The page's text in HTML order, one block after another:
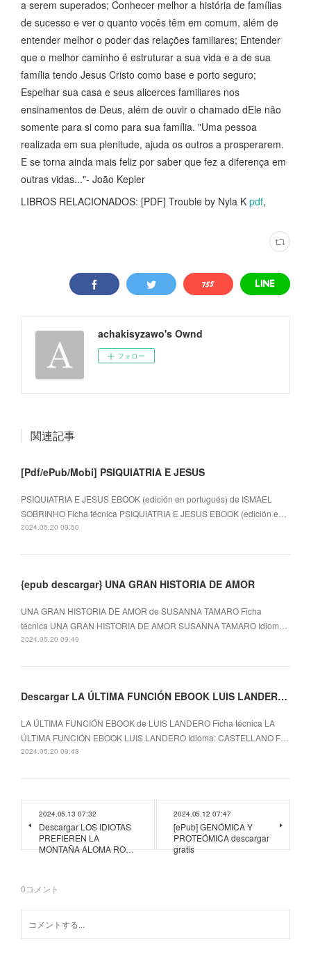
a serem superados; Conhecer melhor a história de famílias
de sucesso e ver o quanto vocês têm em comum, além de
entender melhor o poder das relações familiares; Entender
que o melhor caminho é estruturar a sua vida e a de sua
família tendo Jesus Cristo como base e porto seguro;
Espelhar sua casa e seus alicerces familiares nos
ensinamentos de Deus, além de ouvir o chamado dEle não
somente para si como para sua família. "Uma pessoa
realizada em sua plenitude, ajuda os outros a prosperarem.
E se torna ainda mais feliz por saber que fez a diferença em
outras vidas..."- João Kepler
LIBROS RELACIONADOS: [PDF] Trouble by Nyla K pdf,
achakisyzawo's Ownd
フォロー
関連記事
[Pdf/ePub/Mobi] PSIQUIATRIA E JESUS
PSIQUIATRIA E JESUS EBOOK (edición en portugués) de ISMAEL
SOBRINHO Ficha técnica PSIQUIATRIA E JESUS EBOOK (edición e…
2024.05.20 09:50
{epub descargar} UNA GRAN HISTORIA DE AMOR
UNA GRAN HISTORIA DE AMOR de SUSANNA TAMARO Ficha
técnica UNA GRAN HISTORIA DE AMOR SUSANNA TAMARO Idiom…
2024.05.20 09:49
Descargar LA ÚLTIMA FUNCIÓN EBOOK LUIS LANDERO Gratis - EPUB, PDF y MOBI
LA ÚLTIMA FUNCIÓN EBOOK de LUIS LANDERO Ficha técnica LA
ÚLTIMA FUNCIÓN EBOOK LUIS LANDERO Idioma: CASTELLANO F…
2024.05.20 09:48
2024.05.13 07:32
Descargar LOS IDIOTAS
PREFIEREN LA
MONTAÑA ALOMA RO…
2024.05.12 07:47
[ePub] GENÓMICA Y
PROTEÓMICA descargar
gratis
0コメント